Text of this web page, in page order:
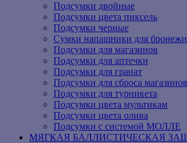
Подсумки двойные
Подсумки цвета пиксель
Подсумки черные
Сумки напашники для
Подсумки для магазинов
Подсумки для аптечки
Подсумки для гранат
Подсумки для сброса магазинов
Подсумки для турникета
Подсумки цвета мультикам
Подсумки цвета олива
Подсумки с системой МОЛЛЕ
МЯГКАЯ БАЛЛИСТИЧЕСКАЯ